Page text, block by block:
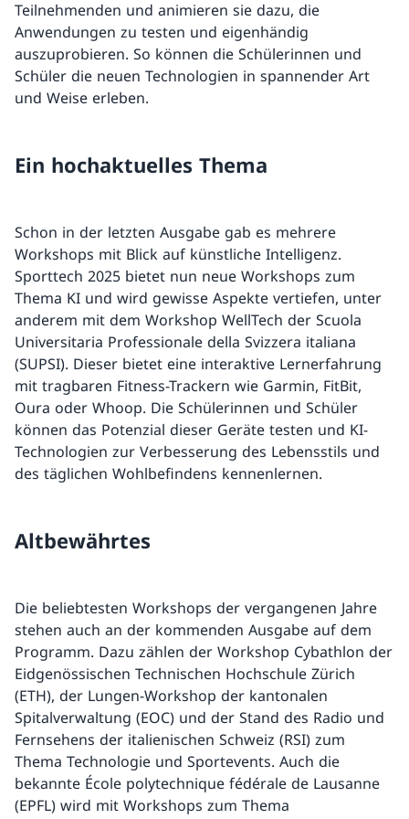
Teilnehmenden und animieren sie dazu, die
Anwendungen zu testen und eigenhändig
auszuprobieren. So können die Schülerinnen und
Schüler die neuen Technologien in spannender Art
und Weise erleben.
Ein hochaktuelles Thema
Schon in der letzten Ausgabe gab es mehrere
Workshops mit Blick auf künstliche Intelligenz.
Sporttech 2025 bietet nun neue Workshops zum
Thema KI und wird gewisse Aspekte vertiefen, unter
anderem mit dem Workshop WellTech der Scuola
Universitaria Professionale della Svizzera italiana
(SUPSI). Dieser bietet eine interaktive Lernerfahrung
mit tragbaren Fitness-Trackern wie Garmin, FitBit,
Oura oder Whoop. Die Schülerinnen und Schüler
können das Potenzial dieser Geräte testen und KI-
Technologien zur Verbesserung des Lebensstils und
des täglichen Wohlbefindens kennenlernen.
Altbewährtes
Die beliebtesten Workshops der vergangenen Jahre
stehen auch an der kommenden Ausgabe auf dem
Programm. Dazu zählen der Workshop Cybathlon der
Eidgenössischen Technischen Hochschule Zürich
(ETH), der Lungen-Workshop der kantonalen
Spitalverwaltung (EOC) und der Stand des Radio und
Fernsehens der italienischen Schweiz (RSI) zum
Thema Technologie und Sportevents. Auch die
bekannte École polytechnique fédérale de Lausanne
(EPFL) wird mit Workshops zum Thema